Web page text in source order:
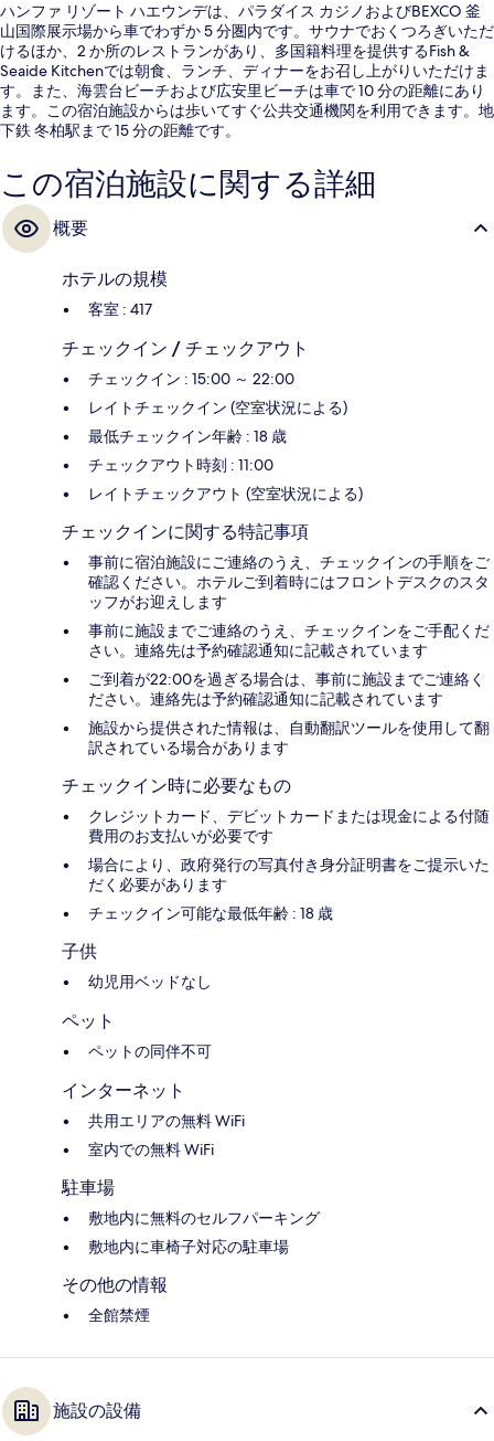
ハンファ リゾート ハエウンデは、パラダイス カジノおよびBEXCO 釜
山国際展示場から車でわずか 5 分圏内です。サウナでおくつろぎいただ
けるほか、2 か所のレストランがあり、多国籍料理を提供するFish &
Seaide Kitchenでは朝食、ランチ、ディナーをお召し上がりいただけま
す。また、海雲台ビーチおよび広安里ビーチは車で 10 分の距離にあり
ます。この宿泊施設からは歩いてすぐ公共交通機関を利用できます。地
下鉄 冬柏駅まで 15 分の距離です。
この宿泊施設に関する詳細
概要
ホテルの規模
客室 : 417
チェックイン / チェックアウト
チェックイン : 15:00 ～ 22:00
レイトチェックイン (空室状況による)
最低チェックイン年齢 : 18 歳
チェックアウト時刻 : 11:00
レイトチェックアウト (空室状況による)
チェックインに関する特記事項
事前に宿泊施設にご連絡のうえ、チェックインの手順をご
確認ください。ホテルご到着時にはフロントデスクのスタ
ッフがお迎えします
事前に施設までご連絡のうえ、チェックインをご手配くだ
さい。連絡先は予約確認通知に記載されています
ご到着が22:00を過ぎる場合は、事前に施設までご連絡く
ださい。連絡先は予約確認通知に記載されています
施設から提供された情報は、自動翻訳ツールを使用して翻
訳されている場合があります
チェックイン時に必要なもの
クレジットカード、デビットカードまたは現金による付随
費用のお支払いが必要です
場合により、政府発行の写真付き身分証明書をご提示いた
だく必要があります
チェックイン可能な最低年齢 : 18 歳
子供
幼児用ベッドなし
ペット
ペットの同伴不可
インターネット
共用エリアの無料 WiFi
室内での無料 WiFi
駐車場
敷地内に無料のセルフパーキング
敷地内に車椅子対応の駐車場
その他の情報
全館禁煙
施設の設備